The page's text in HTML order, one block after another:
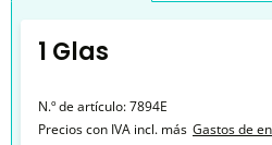
1 Glas
N.º de artículo:7894E
Precios con IVA incl. más Gastos de